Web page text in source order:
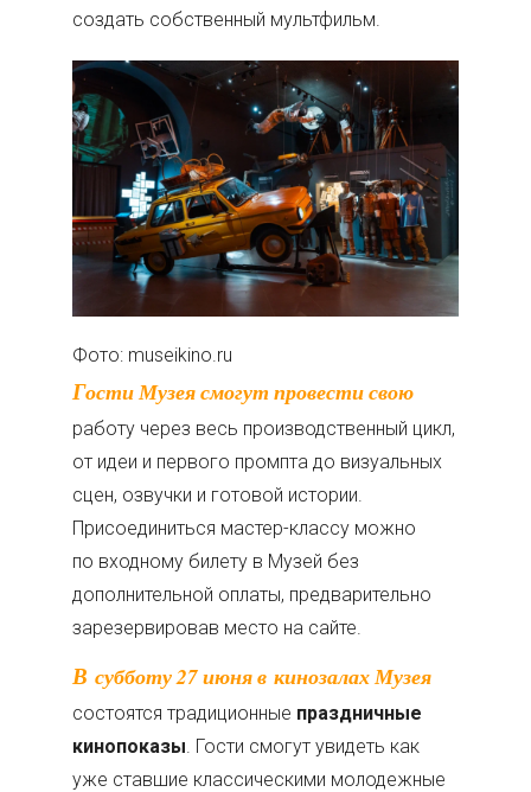
создать собственный мультфильм.
Фото: museikino.ru
Гости Музея смогут провести свою
работу через весь производственный цикл,
от идеи и первого промпта до визуальных
сцен, озвучки и готовой истории.
Присоединиться мастер-классу можно
по входному билету в Музей без
дополнительной оплаты, предварительно
зарезервировав место на сайте.
В субботу 27 июня в кинозалах Музея
состоятся традиционные праздничные
кинопоказы. Гости смогут увидеть как
уже ставшие классическими молодежные